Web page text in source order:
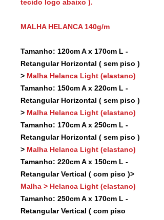
tecido logo abaixo ).
MALHA HELANCA 140g/m
Tamanho: 120cm A x 170cm L -
Retangular Horizontal ( sem piso )
> Malha Helanca Light (elastano)
Tamanho: 150cm A x 220cm L -
Retangular Horizontal ( sem piso )
> Malha Helanca Light (elastano)
Tamanho: 170cm A x 250cm L -
Retangular Horizontal ( sem piso )
> Malha Helanca Light (elastano)
Tamanho: 220cm A x 150cm L -
Retangular Vertical ( com piso )>
Malha > Helanca Light (elastano)
Tamanho: 250cm A x 170cm L -
Retangular Vertical ( com piso